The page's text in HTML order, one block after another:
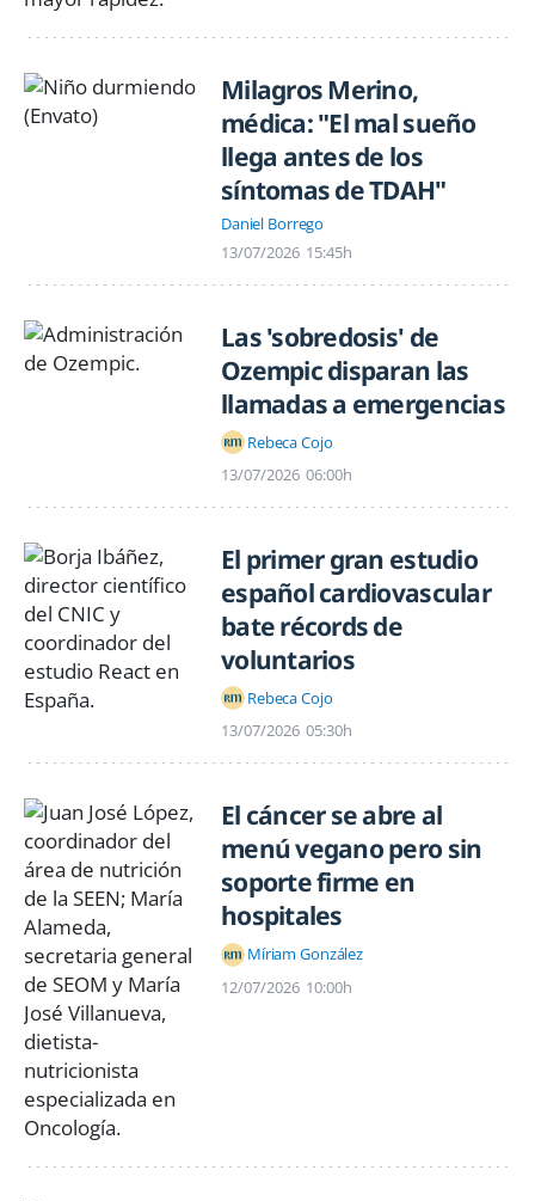
Milagros Merino,
médica: "El mal sueño
llega antes de los
síntomas de TDAH"
Daniel Borrego
13/07/2026 15:45h
Las 'sobredosis' de
Ozempic disparan las
llamadas a emergencias
Rebeca Cojo
13/07/2026 06:00h
El primer gran estudio
español cardiovascular
bate récords de
voluntarios
Rebeca Cojo
13/07/2026 05:30h
El cáncer se abre al
menú vegano pero sin
soporte firme en
hospitales
Míriam González
12/07/2026 10:00h